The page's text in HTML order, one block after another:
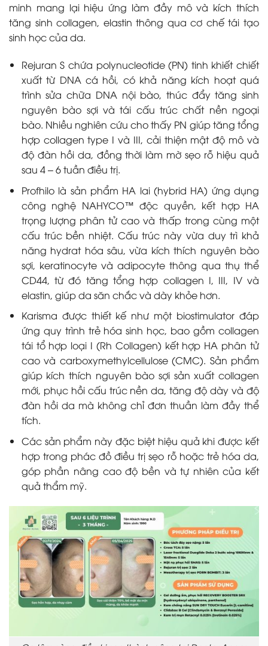
minh mang lại hiệu ứng làm đầy mô và kích thích
tăng sinh collagen, elastin thông qua cơ chế tái tạo
sinh học của da.
Rejuran S chứa polynucleotide (PN) tinh khiết chiết
xuất từ DNA cá hồi, có khả năng kích hoạt quá
trình sửa chữa DNA nội bào, thúc đẩy tăng sinh
nguyên bào sợi và tái cấu trúc chất nền ngoại
bào. Nhiều nghiên cứu cho thấy PN giúp tăng tổng
hợp collagen type I và III, cải thiện mật độ mô và
độ đàn hồi da, đồng thời làm mờ sẹo rỗ hiệu quả
sau 4 – 6 tuần điều trị.
Profhilo là sản phẩm HA lai (hybrid HA) ứng dụng
công nghệ NAHYCO™ độc quyền, kết hợp HA
trọng lượng phân tử cao và thấp trong cùng một
cấu trúc bền nhiệt. Cấu trúc này vừa duy trì khả
năng hydrat hóa sâu, vừa kích thích nguyên bào
sợi, keratinocyte và adipocyte thông qua thụ thể
CD44, từ đó tăng tổng hợp collagen I, III, IV và
elastin, giúp da săn chắc và dày khỏe hơn.
Karisma được thiết kế như một biostimulator đáp
ứng quy trình trẻ hóa sinh học, bao gồm collagen
tái tổ hợp loại I (Rh Collagen) kết hợp HA phân tử
cao và carboxymethylcellulose (CMC). Sản phẩm
giúp kích thích nguyên bào sợi sản xuất collagen
mới, phục hồi cấu trúc nền da, tăng độ dày và độ
đàn hồi da mà không chỉ đơn thuần làm đầy thể
tích.
Các sản phẩm này đặc biệt hiệu quả khi được kết
hợp trong phác đồ điều trị sẹo rỗ hoặc trẻ hóa da,
góp phần nâng cao độ bền và tự nhiên của kết
quả thẩm mỹ.